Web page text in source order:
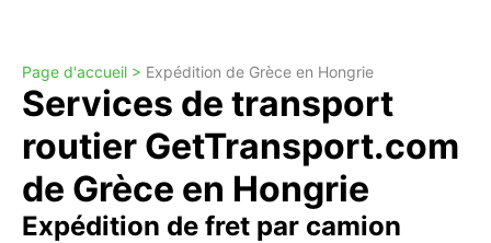
Page d'accueil > Expédition de Grèce en Hongrie
Services de transport
routier GetTransport.com
de Grèce en Hongrie
Expédition de fret par camion